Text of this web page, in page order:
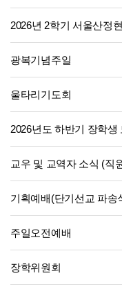
2026년 2학기 서울산정
광복기념주일
울타리기도회
2026년도 하반기 장학생
교우 및 교역자 소식 (직
기획예배(단기선교 파송
주일오전예배
장학위원회